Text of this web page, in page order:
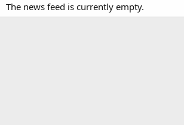
The news feed is currently empty.